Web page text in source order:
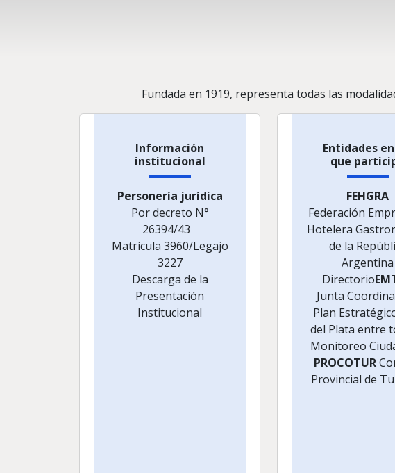
Fundada en 1919, representa todas las
Información
institucional
Personería jurídica
Por decreto N°
26394/43
Matrícula 3960/Legajo
3227
Descarga de la
Presentación
Institucional
Entidades
que
FEHGRA
Federación
Hotelera
de la
Argentina
Directorio
Junta
Plan
del Plata entre
Monitoreo
PROCOTUR
Provincial de